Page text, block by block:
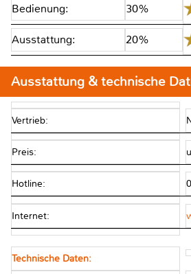
Bedienung: 30%
Ausstattung: 20%
Ausstattung & technische
Vertrieb:
Preis:
Hotline:
Internet:
Technische Daten: